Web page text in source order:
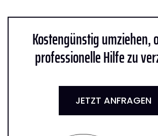
Kostengünstig umziehen,
professionelle Hilfe zu
JETZT ANFRAGEN